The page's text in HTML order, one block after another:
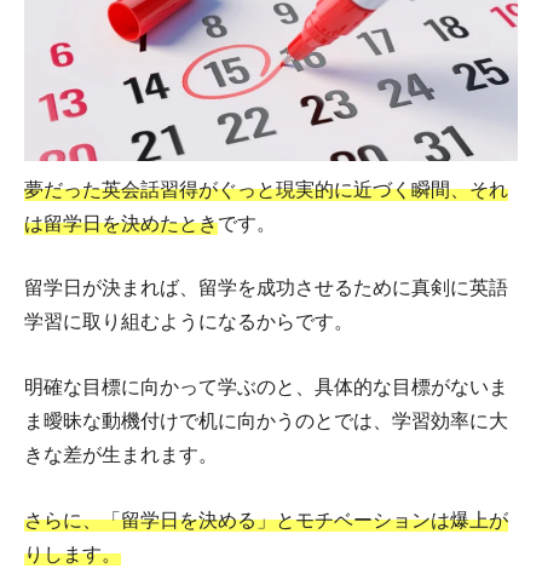
夢だった英会話習得がぐっと現実的に近づく瞬間、それ
は留学日を決めたときです。
留学日が決まれば、留学を成功させるために真剣に英語
学習に取り組むようになるからです。
明確な目標に向かって学ぶのと、具体的な目標がないま
ま曖昧な動機付けで机に向かうのとでは、学習効率に大
きな差が生まれます。
さらに、「留学日を決める」とモチベーションは爆上が
りします。